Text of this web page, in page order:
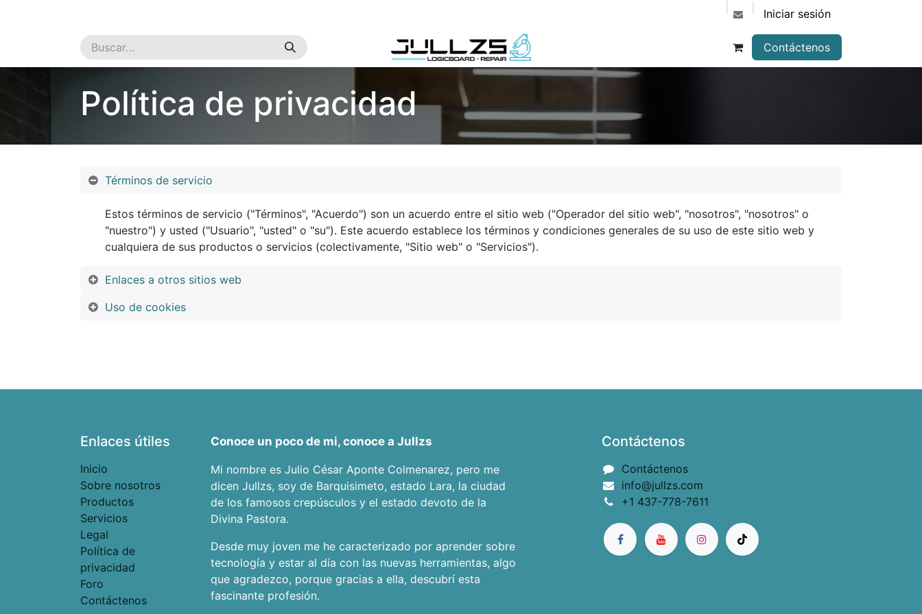
Iniciar sesión
Contáctenos
Política de privacidad
Términos de servicio
Estos términos de servicio ("Términos", "Acuerdo") son un acuerdo entre el sitio web ("Operador del sitio web", "nosotros", "nosotros" o
"nuestro") y usted ("Usuario", "usted" o "su"). Este acuerdo establece los términos y condiciones generales de su uso de este sitio web y
cualquiera de sus productos o servicios (colectivamente, "Sitio web" o "Servicios").
Enlaces a otros sitios web
Uso de cookies
Enlaces útiles
Inicio
Sobre nosotros
Productos
Servicios
Legal
Política de
privacidad
Foro
Contáctenos
Conoce un poco de mi, conoce a Jullzs
Mi nombre es Julio César Aponte Colmenarez, pero me
dicen Jullzs, soy de Barquisimeto, estado Lara, la ciudad
de los famosos crepúsculos y el estado devoto de la
Divina Pastora.
Desde muy joven me he caracterizado por aprender sobre
tecnología y estar al día con las nuevas herramientas, algo
que agradezco, porque gracias a ella, descubrí esta
fascinante profesión.
Contáctenos
Contáctenos
info@jullzs.com
+1 437-778-7611